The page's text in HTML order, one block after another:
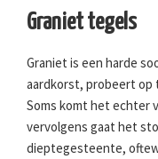
Graniet tegels
Graniet is een harde
aardkorst, probeert op
Soms komt het echter
vervolgens gaat het
dieptegesteente,